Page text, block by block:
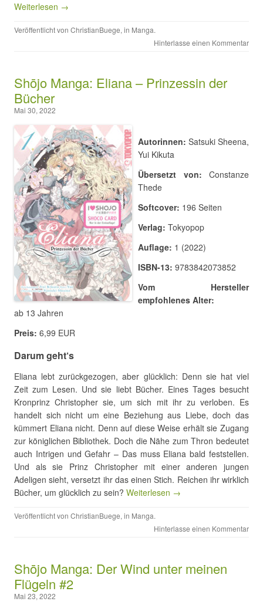
Weiterlesen →
Veröffentlicht von ChristianBuege, in Manga.
Hinterlasse einen Kommentar
Shōjo Manga: Eliana – Prinzessin der
Bücher
Mai 30, 2022
Autorinnen: Satsuki Sheena,
Yui Kikuta
Übersetzt von: Constanze
Thede
Softcover: 196 Seiten
Verlag: Tokyopop
Auflage: 1 (2022)
ISBN-13: 9783842073852
Vom Hersteller
empfohlenes Alter:
ab 13 Jahren
Preis: 6,99 EUR
Darum geht‘s
Eliana lebt zurückgezogen, aber glücklich: Denn sie hat viel
Zeit zum Lesen. Und sie liebt Bücher. Eines Tages besucht
Kronprinz Christopher sie, um sich mit ihr zu verloben. Es
handelt sich nicht um eine Beziehung aus Liebe, doch das
kümmert Eliana nicht. Denn auf diese Weise erhält sie Zugang
zur königlichen Bibliothek. Doch die Nähe zum Thron bedeutet
auch Intrigen und Gefahr – Das muss Eliana bald feststellen.
Und als sie Prinz Christopher mit einer anderen jungen
Adeligen sieht, versetzt ihr das einen Stich. Reichen ihr wirklich
Bücher, um glücklich zu sein? Weiterlesen →
Veröffentlicht von ChristianBuege, in Manga.
Hinterlasse einen Kommentar
Shōjo Manga: Der Wind unter meinen
Flügeln #2
Mai 23, 2022